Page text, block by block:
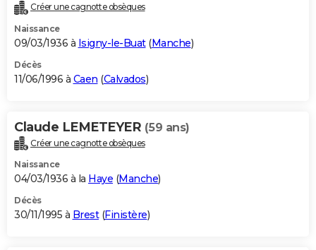
Créer une cagnotte obsèques
Naissance
09/03/1936 à Isigny-le-Buat(Manche)
Décès
11/06/1996 à Caen (Calvados)
Claude LEMETEYER (59 ans)
Créer une cagnotte obsèques
Naissance
04/03/1936 à la Haye (Manche)
Décès
30/11/1995 à Brest(Finistère)